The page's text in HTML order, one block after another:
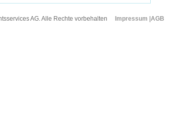
AG. Alle Rechte vorbehalten Impressum |AGB